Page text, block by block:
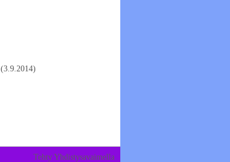
(3.9.2014)
Tehty Yhdistysavaimella